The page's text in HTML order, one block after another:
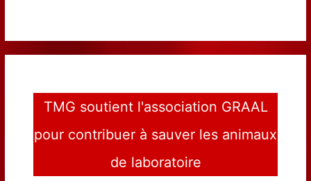
TMG soutient l'association GRAAL
pour contribuer à sauver les animaux
de laboratoire